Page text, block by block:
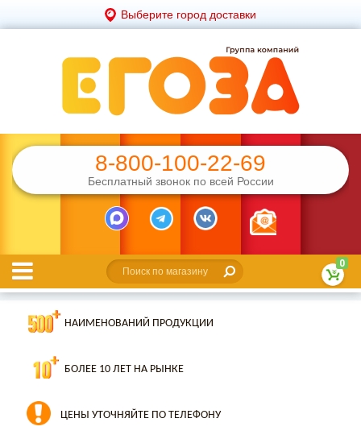
Выберите город доставки
8-800-100-22-69
Бесплатный звонок по всей России
0
НАИМЕНОВАНИЙ ПРОДУКЦИИ
БОЛЕЕ 10 ЛЕТ НА РЫНКЕ
ЦЕНЫ УТОЧНЯЙТЕ ПО ТЕЛЕФОНУ